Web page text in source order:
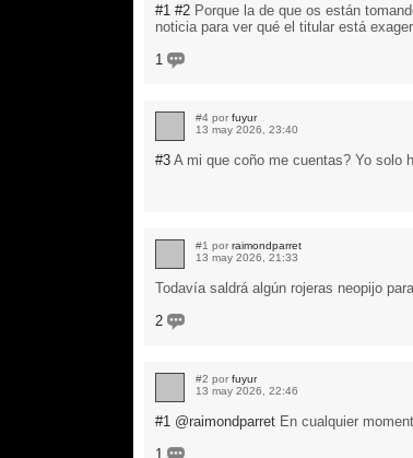
#1 #2 Porque la de que os están
noticia para ver qué el titular está
1
#4 por fuyur
13 may 2026, 23:40
#3 A mi que coño me cuentas? Yo solo
#1 por raimondparret
13 may 2026, 21:33
Todavía saldrá algún rojeras neopijo
2
#2 por fuyur
13 may 2026, 22:46
#1 @raimondparret En cualquier
1